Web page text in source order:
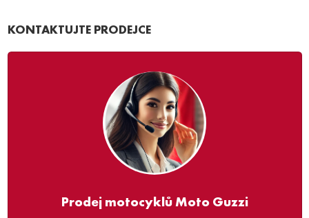
KONTAKTUJTE PRODEJCE
Prodej motocyklů Moto Guzzi